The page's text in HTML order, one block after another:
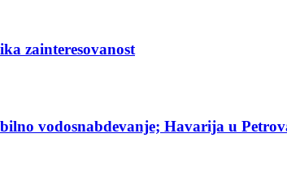
zainteresovanost
vodosnabdevanje; Havarija u